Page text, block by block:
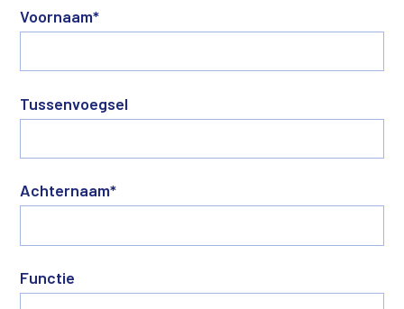
Voornaam*
Tussenvoegsel
Achternaam*
Functie